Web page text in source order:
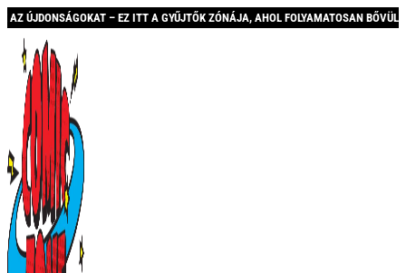
A GYŰJTŐK ZÓNÁJA, AHOL FOLYAMATOSAN BŐVÜLŐ KÍNÁLATTAL ÉS